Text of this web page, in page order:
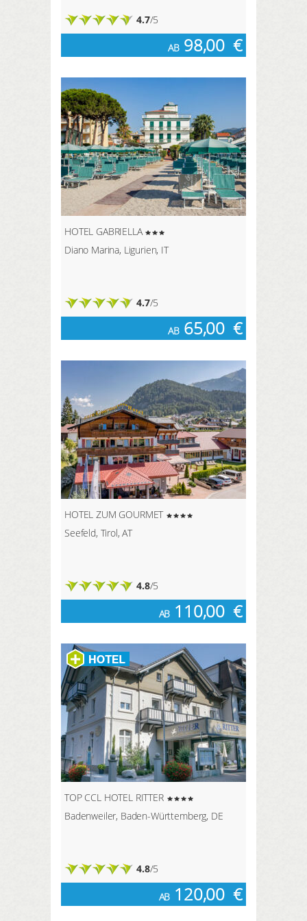
4.7/5
AB 98,00 €
HOTEL GABRIELLA
Diano Marina, Ligurien, IT
4.7/5
AB 65,00 €
HOTEL ZUM GOURMET
Seefeld, Tirol, AT
4.8/5
AB 110,00 €
TOP CCL HOTEL RITTER
Badenweiler, Baden-Württemberg, DE
4.8/5
AB 120,00 €